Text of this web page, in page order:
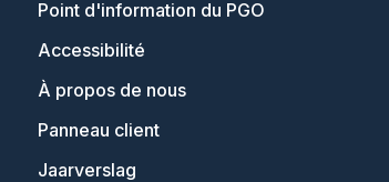
Point d'information du PGO
Accessibilité
À propos de nous
Panneau client
Jaarverslag